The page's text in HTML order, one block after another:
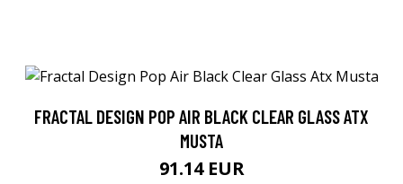
FRACTAL DESIGN POP AIR BLACK CLEAR GLASS ATX
MUSTA
91.14 EUR